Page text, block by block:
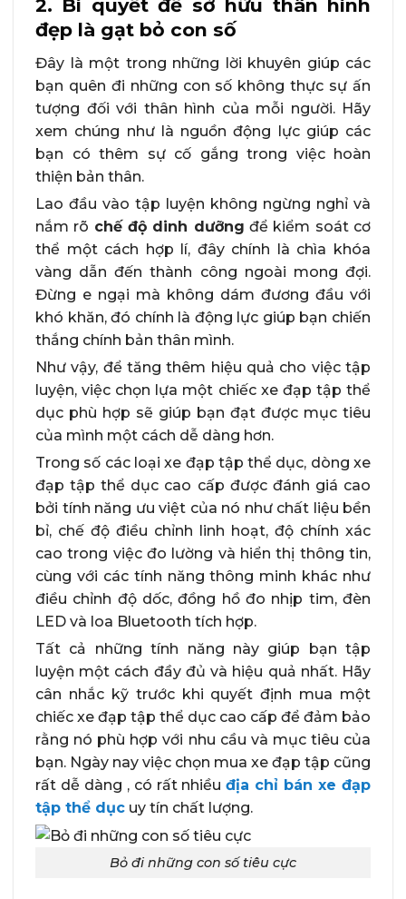
2. Bí quyết để sở hữu thân hình
đẹp là gạt bỏ con số
Đây là một trong những lời khuyên giúp các
bạn quên đi những con số không thực sự ấn
tượng đối với thân hình của mỗi người. Hãy
xem chúng như là nguồn động lực giúp các
bạn có thêm sự cố gắng trong việc hoàn
thiện bản thân.
Lao đầu vào tập luyện không ngừng nghỉ và
nắm rõ chế độ dinh dưỡng để kiểm soát cơ
thể một cách hợp lí, đây chính là chìa khóa
vàng dẫn đến thành công ngoài mong đợi.
Đừng e ngại mà không dám đương đầu với
khó khăn, đó chính là động lực giúp bạn chiến
thắng chính bản thân mình.
Như vậy, để tăng thêm hiệu quả cho việc tập
luyện, việc chọn lựa một chiếc xe đạp tập thể
dục phù hợp sẽ giúp bạn đạt được mục tiêu
của mình một cách dễ dàng hơn.
Trong số các loại xe đạp tập thể dục, dòng xe
đạp tập thể dục cao cấp được đánh giá cao
bởi tính năng ưu việt của nó như chất liệu bền
bỉ, chế độ điều chỉnh linh hoạt, độ chính xác
cao trong việc đo lường và hiển thị thông tin,
cùng với các tính năng thông minh khác như
điều chỉnh độ dốc, đồng hồ đo nhịp tim, đèn
LED và loa Bluetooth tích hợp.
Tất cả những tính năng này giúp bạn tập
luyện một cách đầy đủ và hiệu quả nhất. Hãy
cân nhắc kỹ trước khi quyết định mua một
chiếc xe đạp tập thể dục cao cấp để đảm bảo
rằng nó phù hợp với nhu cầu và mục tiêu của
bạn. Ngày nay việc chọn mua xe đạp tập cũng
rất dễ dàng , có rất nhiềuđịa chỉ bán xe đạp
tập thể dục uy tín chất lượng.
Bỏ đi những con số tiêu cực